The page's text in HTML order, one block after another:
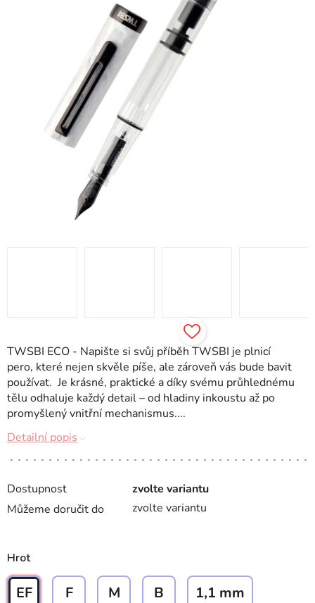
Dostupnost
zvolte variantu
Můžeme doručit do
zvolte variantu
Hrot
EF F M B 1,1 mm
TWSBI ECO - Napište si svůj příběh TWSBI je plnicí
pero, které nejen skvěle píše, ale zároveň vás bude bavit
používat. Je krásné, praktické a díky svému průhlednému
tělu odhaluje každý detail – od hladiny inkoustu až po
promyšlený vnitřní mechanismus....
Detailní popis